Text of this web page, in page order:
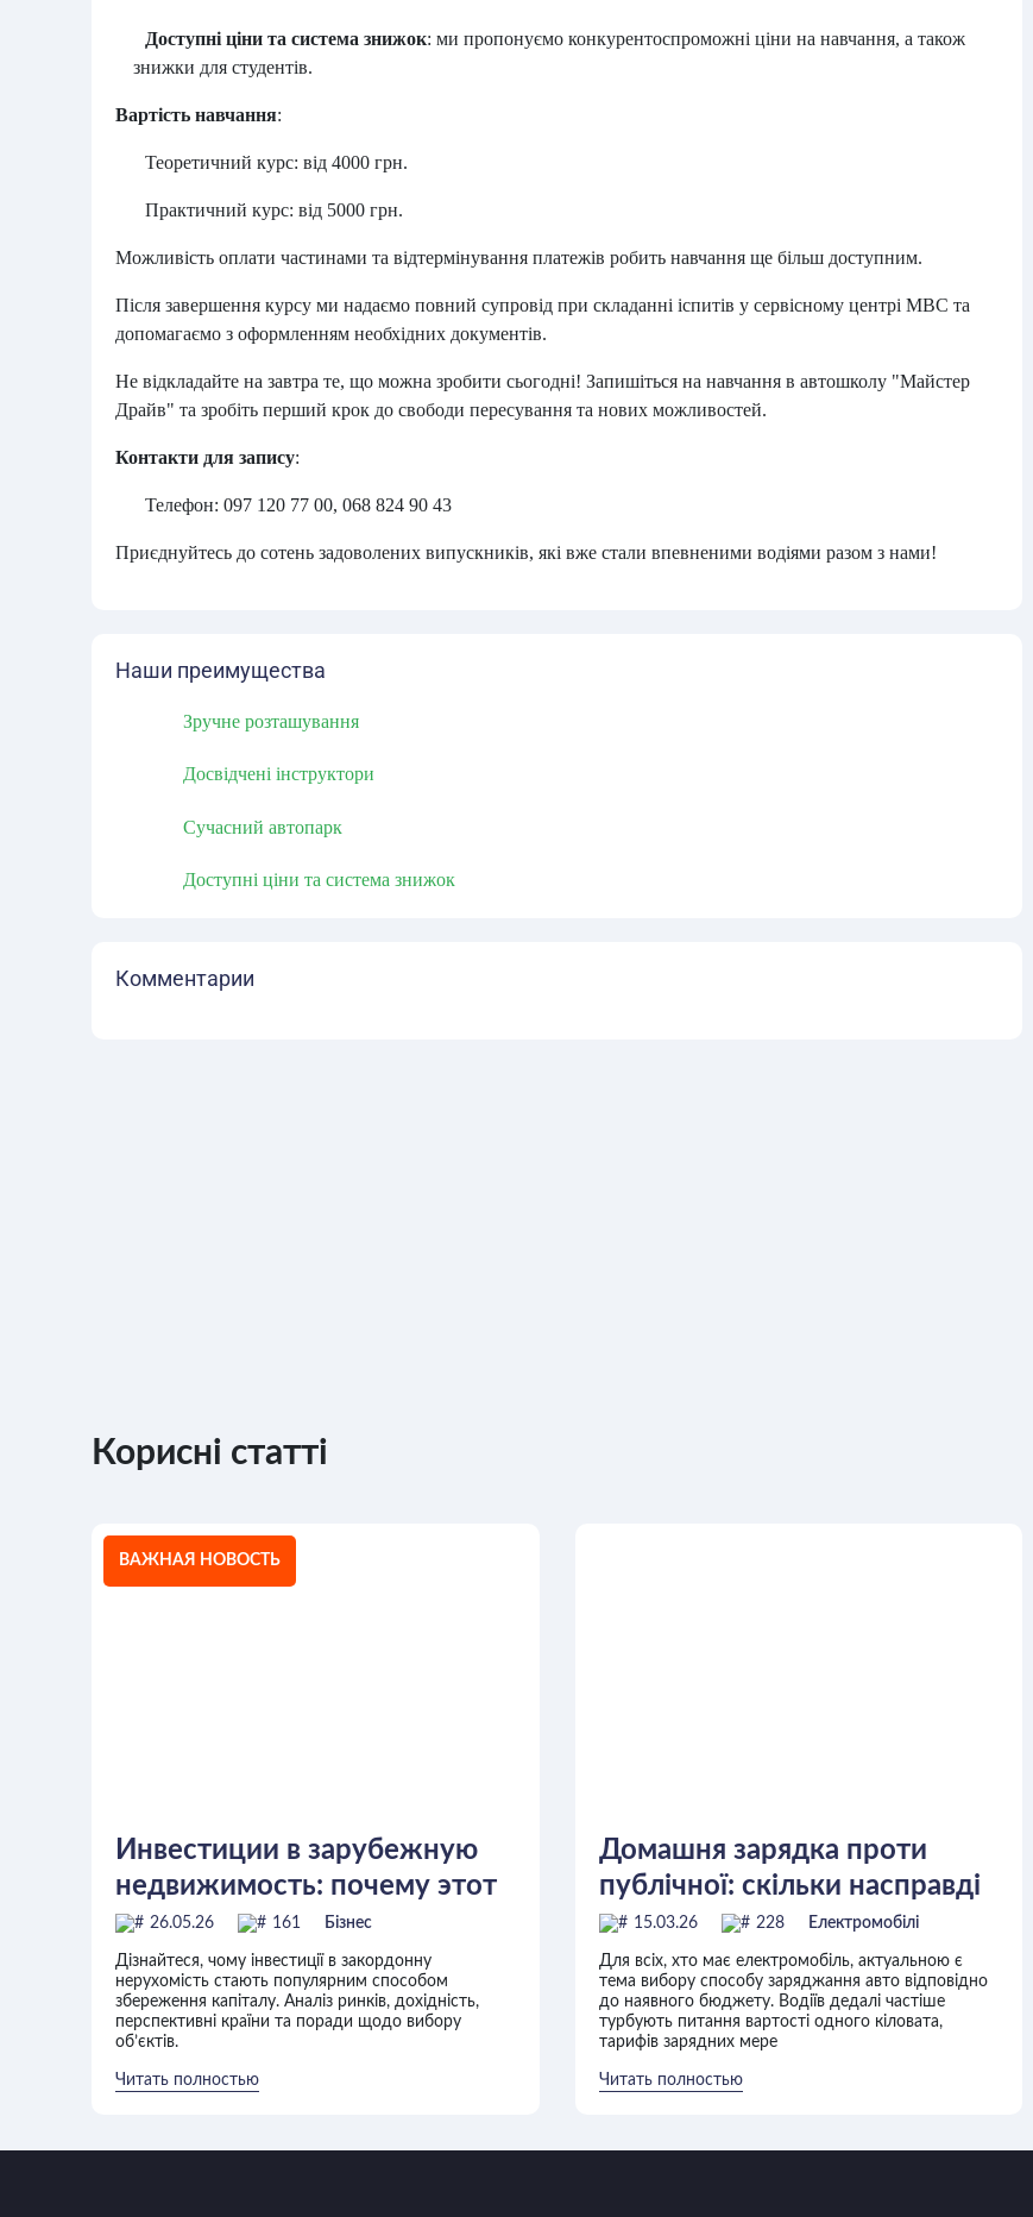
Доступні ціни та система знижок: ми пропонуємо конкурентоспроможні ціни на навчання, а також
знижки для студентів.
Вартість навчання:
Теоретичний курс: від 4000 грн.
Практичний курс: від 5000 грн.
Можливість оплати частинами та відтермінування платежів робить навчання ще більш доступним.
Після завершення курсу ми надаємо повний супровід при складанні іспитів у сервісному центрі МВС та
допомагаємо з оформленням необхідних документів.
Не відкладайте на завтра те, що можна зробити сьогодні! Запишіться на навчання в автошколу "Майстер
Драйв" та зробіть перший крок до свободи пересування та нових можливостей.
Контакти для запису:
Телефон: 097 120 77 00, 068 824 90 43
Приєднуйтесь до сотень задоволених випускників, які вже стали впевненими водіями разом з нами!
Наши преимущества
Зручне розташування
Досвідчені інструктори
Сучасний автопарк
Доступні ціни та система знижок
Комментарии
Корисні статті
ВАЖНАЯ НОВОСТЬ
Инвестиции в зарубежную
недвижимость: почему этот
способ сохранения капитала
26.05.26 161 Бізнес
Дізнайтеся, чому інвестиції в закордонну
нерухомість стають популярним способом
збереження капіталу. Аналіз ринків, дохідність,
перспективні країни та поради щодо вибору
об’єктів.
Читать полностью
Домашня зарядка проти
публічної: скільки насправді
ви можете економити
щомісяця
15.03.26 228 Електромобілі
Для всіх, хто має електромобіль, актуальною є
тема вибору способу заряджання авто відповідно
до наявного бюджету. Водіїв дедалі частіше
турбують питання вартості одного кіловата,
тарифів зарядних мере
Читать полностью